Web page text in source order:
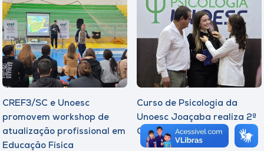
CREF3/SC e Unoesc
promovem workshop de
atualização profissional em
Educação Física
Curso de Psicologia da
Unoesc Joaçaba realiza 2ª
Cerimônia do Botton